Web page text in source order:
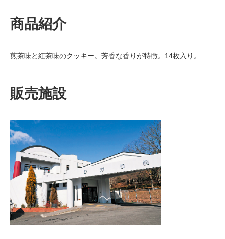
商品紹介
煎茶味と紅茶味のクッキー。芳香な香りが特徴。14枚入り。
販売施設